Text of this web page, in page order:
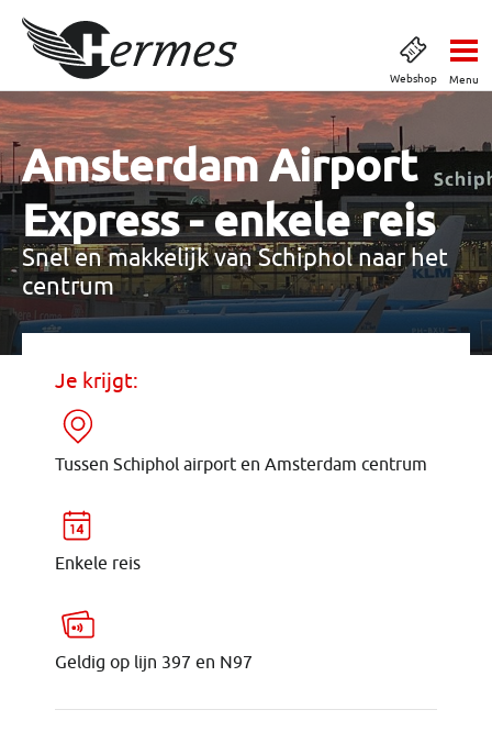
Webshop Menu
Amsterdam Airport
Express - enkele reis
Snel en makkelijk van Schiphol naar het
centrum
Je krijgt:
Tussen Schiphol airport en Amsterdam centrum
Enkele reis
Geldig op lijn 397 en N97